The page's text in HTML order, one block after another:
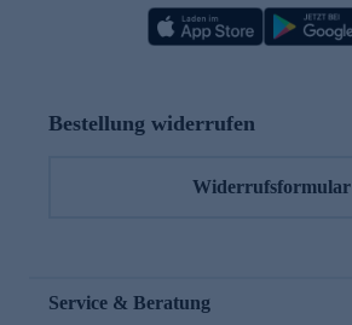
Bestellung widerrufen
Widerrufsformular
Service & Beratung